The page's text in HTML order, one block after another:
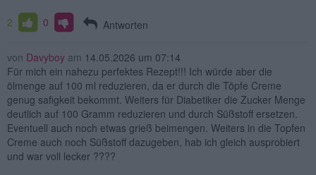
2 0 Antworten
von Davyboy am 14.05.2026 um 07:14
Für mich ein nahezu perfektes Rezept!!! Ich würde aber die
ölmenge auf 100 ml reduzieren, da er durch die Töpfe Creme
genug safigkeit bekommt. Weiters für Diabetiker die Zucker Menge
deutlich auf 100 Gramm reduzieren und durch Süßstoff ersetzen.
Eventuell auch noch etwas grieß beimengen. Weiters in die Topfen
Creme auch noch Süßstoff dazugeben, hab ich gleich ausprobiert
und war voll lecker ????